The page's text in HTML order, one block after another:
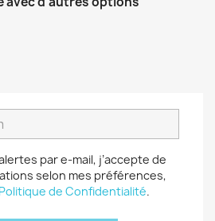
par e-mail, j’accepte de
selon mes préférences,
Politique de Confidentialité.